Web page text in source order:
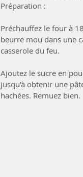
Préparation :
Préchauffez le four à
beurre mou dans une
casserole du feu.
Ajoutez le sucre en
jusqu'à obtenir une
hachées. Remuez bien.